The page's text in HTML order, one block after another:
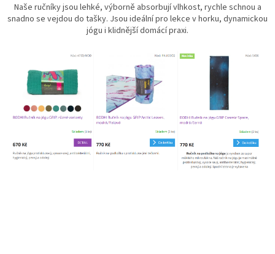
Naše ručníky jsou lehké, výborně absorbují vlhkost, rychle schnou a
snadno se vejdou do tašky. Jsou ideální pro lekce v horku, dynamickou
jógu i klidnější domácí praxi.